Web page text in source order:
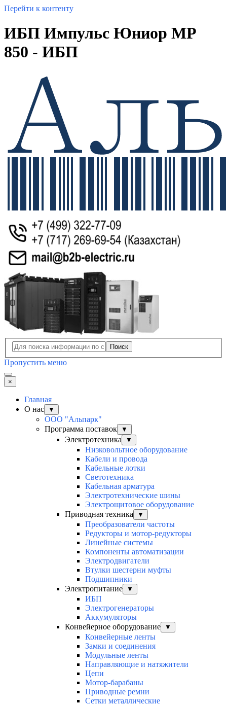
Перейти к контенту
ИБП Импульс Юниор МР
850 - ИБП
Поиск
Пропустить меню
×
Главная
О нас
▼
ООО "Альпарк"
Программа поставок
▼
Электротехника ▼
Низковольтное оборудование
Кабели и провода
Кабельные лотки
Светотехника
Кабельная арматура
Электротехнические шины
Электрощитовое оборудование
Приводная техника
▼
Преобразователи частоты
Редукторы и мотор-редукторы
Линейные системы
Компоненты автоматизации
Электродвигатели
Втулки шестерни муфты
Подшипники
Электропитание
▼
ИБП
Электрогенераторы
Аккумуляторы
Конвейерное оборудование
▼
Конвейерные ленты
Замки и соединения
Модульные ленты
Направляющие и натяжители
Цепи
Мотор-барабаны
Приводные ремни
Сетки металлические